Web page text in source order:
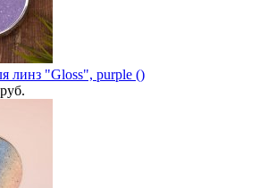
линз "Gloss", purple ()